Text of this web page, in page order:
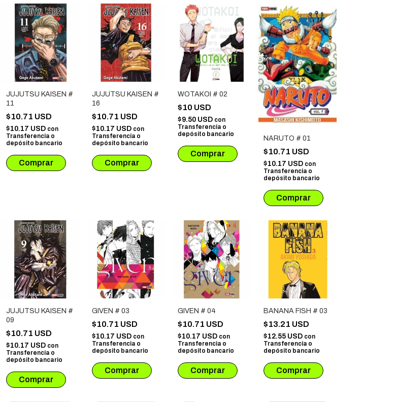
JUJUTSU KAISEN #
11
$10.71 USD
$10.17 USD con
Transferencia o
depósito bancario
JUJUTSU KAISEN #
16
$10.71 USD
$10.17 USD con
Transferencia o
depósito bancario
WOTAKOI # 02
$10 USD
$9.50 USD con
Transferencia o
depósito bancario
NARUTO # 01
$10.71 USD
$10.17 USD con
Transferencia o
depósito bancario
JUJUTSU KAISEN #
09
$10.71 USD
$10.17 USD con
Transferencia o
depósito bancario
GIVEN # 03
$10.71 USD
$10.17 USD con
Transferencia o
depósito bancario
GIVEN # 04
$10.71 USD
$10.17 USD con
Transferencia o
depósito bancario
BANANA FISH # 03
$13.21 USD
$12.55 USD con
Transferencia o
depósito bancario